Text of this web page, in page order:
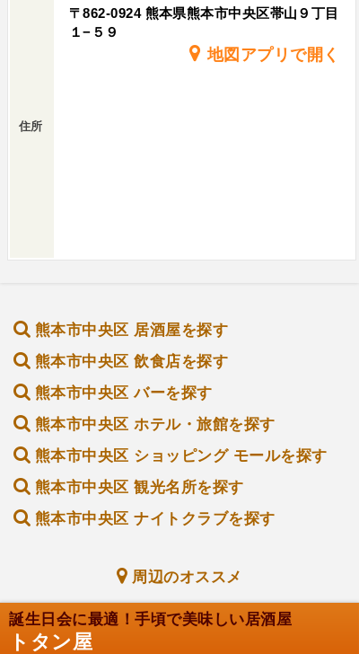
住所
〒862-0924 熊本県熊本市中央区帯山９丁目
１−５９
地図アプリで開く
熊本市中央区 居酒屋を探す
熊本市中央区 飲食店を探す
熊本市中央区 バーを探す
熊本市中央区 ホテル・旅館を探す
熊本市中央区 ショッピング モールを探す
熊本市中央区 観光名所を探す
熊本市中央区 ナイトクラブを探す
周辺のオススメ
誕生日会に最適！手頃で美味しい居酒屋
トタン屋